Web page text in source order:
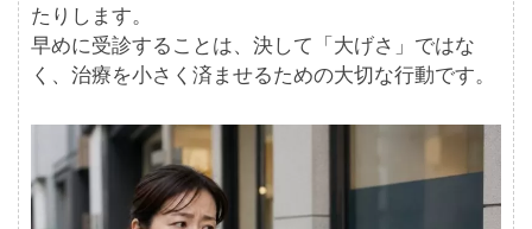
たりします。
早めに受診することは、決して「大げさ」ではな
く、治療を小さく済ませるための大切な行動です。